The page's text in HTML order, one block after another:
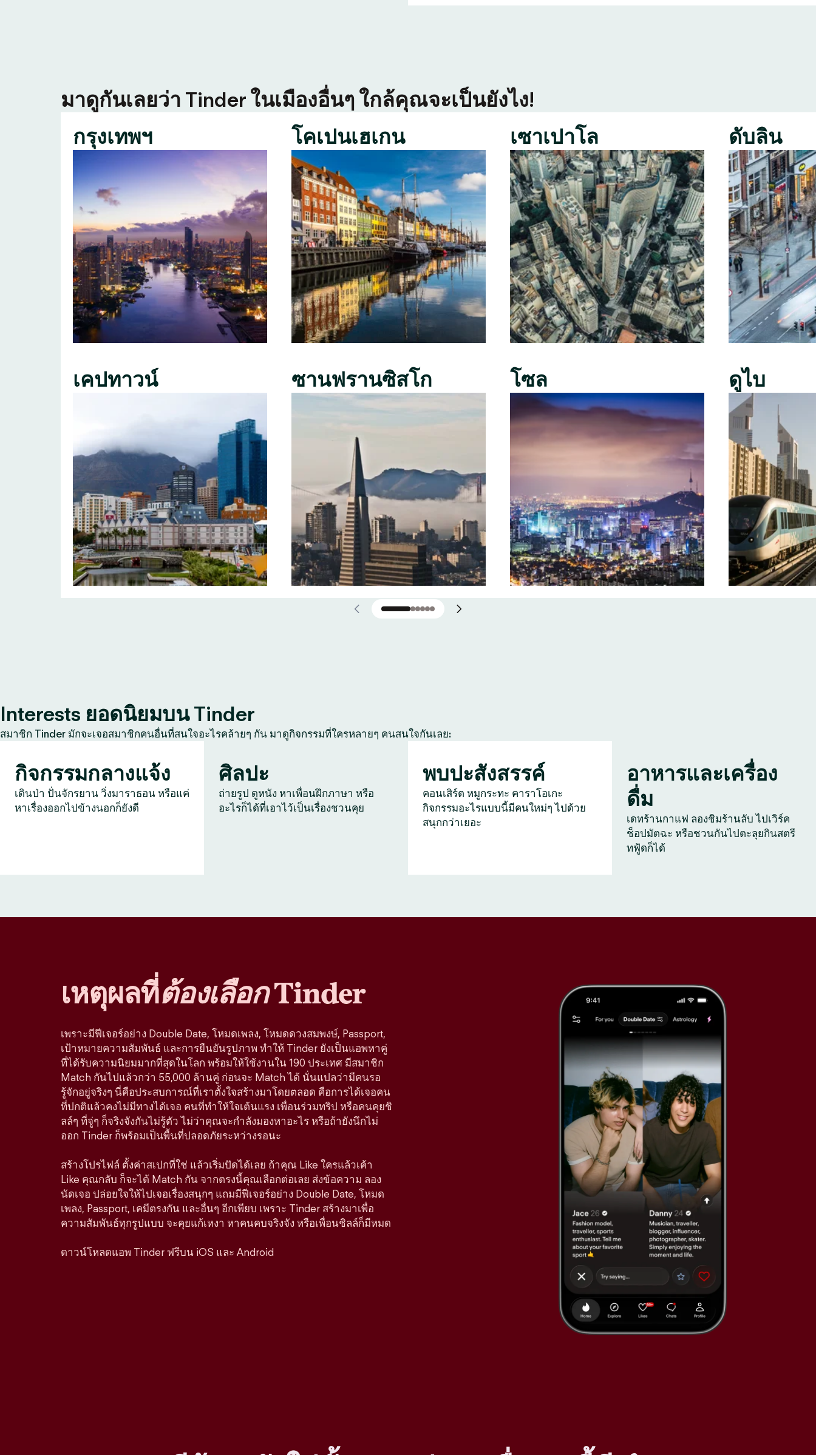
มาดูกันเลยว่า Tinder ในเมืองอื่นๆ ใกล้คุณจะเป็นยังไง!
กรุงเทพฯ
เคปทาวน์
โคเปนเฮเกน
ซานฟรานซิสโก
เซาเปาโล
โซล
ดับลิน
ดูไบ
Interests ยอดนิยมบน Tinder
สมาชิก Tinder มักจะเจอสมาชิกคนอื่นที่สนใจอะไรคล้ายๆ กัน มาดูกิจกรรมที่ใครหลายๆ คนสนใจกันเลย:
กิจกรรมกลางแจ้ง
เดินป่า ปั่นจักรยาน วิ่งมาราธอน หรือแค่
หาเรื่องออกไปข้างนอกก็ยังดี
ศิลปะ
ถ่ายรูป ดูหนัง หาเพื่อนฝึกภาษา หรือ
อะไรก็ได้ที่เอาไว้เป็นเรื่องชวนคุย
พบปะสังสรรค์
คอนเสิร์ต หมูกระทะ คาราโอเกะ
กิจกรรมอะไรแบบนี้มีคนใหม่ๆ ไปด้วย
สนุกกว่าเยอะ
อาหารและเครื่อง
ดื่ม
เดทร้านกาแฟ ลองชิมร้านลับ ไปเวิร์ค
ช็อปมัตฉะ หรือชวนกันไปตะลุยกินสตรี
ทฟู้ดก็ได้
เหตุผลที่ต้องเลือกTinder
เพราะมีฟีเจอร์อย่าง Double Date, โหมดเพลง, โหมดดวงสมพงษ์, Passport,
เป้าหมายความสัมพันธ์ และการยืนยันรูปภาพ ทำให้ Tinder ยังเป็นแอพหาคู่
ที่ได้รับความนิยมมากที่สุดในโลก พร้อมให้ใช้งานใน 190 ประเทศ มีสมาชิก
Match กันไปแล้วกว่า 55,000 ล้านคู่ ก่อนจะ Match ได้ นั่นแปลว่ามีคนรอ
รู้จักอยู่จริงๆ นี่คือประสบการณ์ที่เราตั้งใจสร้างมาโดยตลอด คือการได้เจอคน
ที่ปกติแล้วคงไม่มีทางได้เจอ คนที่ทำให้ใจเต้นแรง เพื่อนร่วมทริป หรือคนคุยชิ
ลล์ๆ ที่จู่ๆ ก็จริงจังกันไม่รู้ตัว ไม่ว่าคุณจะกำลังมองหาอะไร หรือถ้ายังนึกไม่
ออก Tinder ก็พร้อมเป็นพื้นที่ปลอดภัยระหว่างรอนะ
สร้างโปรไฟล์ ตั้งค่าสเปกที่ใช่ แล้วเริ่มปัดได้เลย ถ้าคุณ Like ใครแล้วเค้า
Like คุณกลับ ก็จะได้ Match กัน จากตรงนี้คุณเลือกต่อเลย ส่งข้อความ ลอง
นัดเจอ ปล่อยใจให้ไปเจอเรื่องสนุกๆ แถมมีฟีเจอร์อย่าง Double Date, โหมด
เพลง, Passport, เคมีตรงกัน และอื่นๆ อีกเพียบ เพราะ Tinder สร้างมาเพื่อ
ความสัมพันธ์ทุกรูปแบบ จะคุยแก้เหงา หาคนคบจริงจัง หรือเพื่อนชิลล์ก็มีหมด
ดาวน์โหลดแอพ Tinder ฟรีบน iOS และ Android